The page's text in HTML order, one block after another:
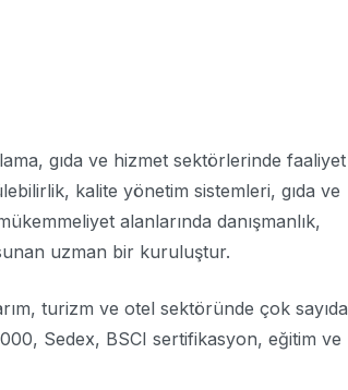
gıda ve hizmet sektörlerinde faaliyet
kalite yönetim sistemleri, gıda ve
alanlarında danışmanlık,
uzman bir kuruluştur.
turizm ve otel sektöründe çok sayıda
Sedex, BSCI sertifikasyon, eğitim ve